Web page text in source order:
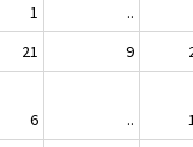
1
..
21 9
6 ..